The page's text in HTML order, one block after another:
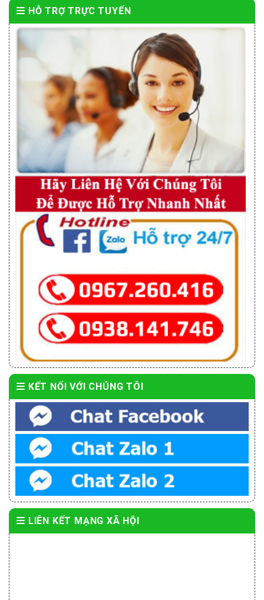
HỖ TRỢ TRỰC TUYẾN
KẾT NỐI VỚI CHÚNG TÔI
LIÊN KẾT MẠNG XÃ HỘI